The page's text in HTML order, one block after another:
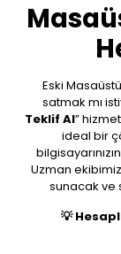
Eski
satmak mı
Teklif Al”
ideal bir
Uzman
sunacak ve
💡